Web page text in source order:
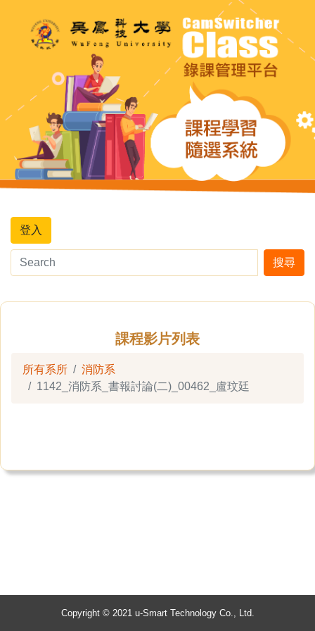
登入
搜尋
課程影片列表
所有系所
消防系
1142_消防系_書報討論(二)_00462_盧玟廷
Copyright © 2021 u-Smart Technology Co., Ltd.